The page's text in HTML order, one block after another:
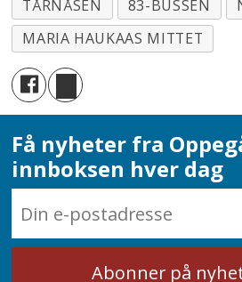
TÅRNÅSEN 83-BUSSEN
MARIA HAUKAAS MITTET
Få nyheter fra
innboksen hver dag